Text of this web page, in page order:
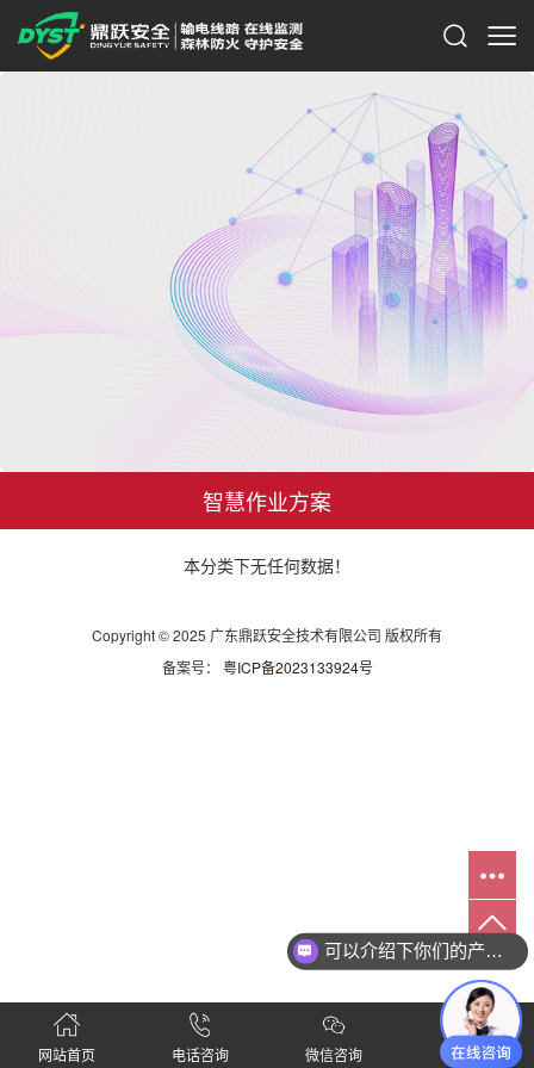
智慧作业方案
本分类下无任何数据！
Copyright © 2025 广东鼎跃安全技术有限公司 版权所有
备案号：
粤ICP备2023133924号
网站首页 电话咨询 微信咨询
可以介绍下你们的产品么